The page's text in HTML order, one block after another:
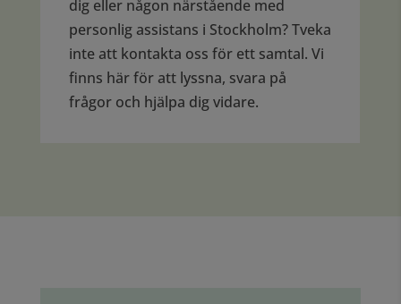
dig eller någon närstående med
personlig assistans i Stockholm? Tveka
inte att kontakta oss för ett samtal. Vi
finns här för att lyssna, svara på
frågor och hjälpa dig vidare.